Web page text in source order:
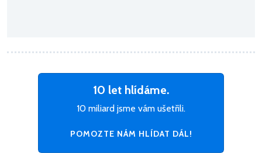
10 let hlídáme.
10 miliard jsme vám ušetřili.
POMOZTE NÁM HLÍDAT DÁL!